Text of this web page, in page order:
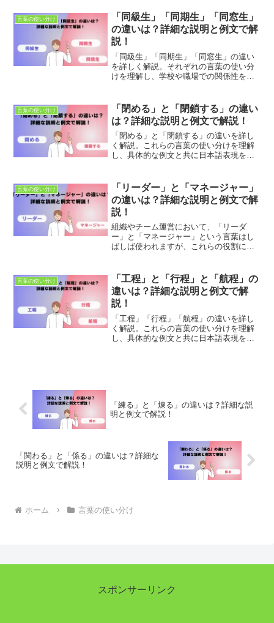
合わせて適切な表現を選びましょう。具
体的な例文と共に、これらの言葉の違い
を理解し、スタイリッシュなコミュニケ
ーションを目指しましょう。
言葉の使い分け
「同級生」「同期生」「同窓生」
の違いは？詳細な説明と例文で解
説！
「同級生」「同期生」「同窓生」の違い
を詳しく解説。それぞれの言葉の使い分
けを理解し、学校や職場での関係性を正
学びましょう。
言葉の使い分け
「閉める」と「閉鎖する」の違い
は？詳細な説明と例文で解説！
「閉める」と「閉鎖する」の違いを詳し
く解説。これらの言葉の使い分けを理解
し、具体的な例文と共に日本語表現を豊
ションを目指します。
言葉の使い分け
「リーダー」と「マネージャー」
の違いは？詳細な説明と例文で解
説！
組織やチーム運営において、「リーダ
ー」と「マネージャー」という言葉はし
ばしば使われますが、これらの役割には
共通の目的を持ちながら、アプローチや
焦点において異なります。適...
言葉の使い分け
「工程」と「行程」と「航程」の
違いは？詳細な説明と例文で解
説！
「工程」「行程」「航程」の違いを詳し
く解説。これらの言葉の使い分けを理解
し、具体的な例文と共に日本語表現を豊
「練る」と「煉る」の違いは？詳細な説
明と例文で解説！
「関わる」と「係る」の違いは？詳細な
説明と例文で解説！
ホーム 言葉の使い分け
スポンサーリンク